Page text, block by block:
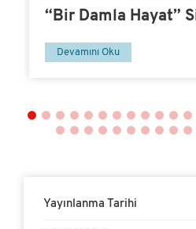
“Bir Damla Hayat”
Devamını Oku
Yayınlanma Tarihi